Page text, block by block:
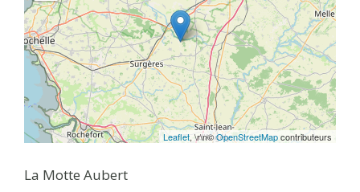
Leaflet, \r\n©OpenStreetMapcontributeurs
La Motte Aubert